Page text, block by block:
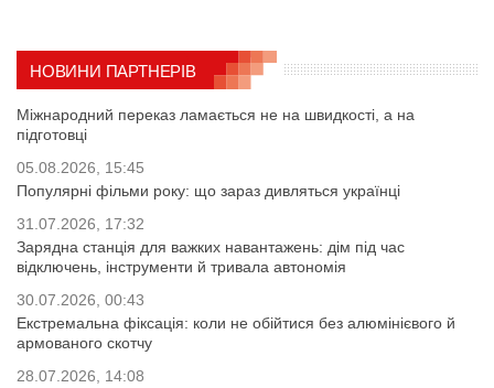
НОВИНИ ПАРТНЕРІВ
Міжнародний переказ ламається не на швидкості, а на
підготовці
05.08.2026, 15:45
Популярні фільми року: що зараз дивляться українці
31.07.2026, 17:32
Зарядна станція для важких навантажень: дім під час
відключень, інструменти й тривала автономія
30.07.2026, 00:43
Екстремальна фіксація: коли не обійтися без алюмінієвого й
армованого скотчу
28.07.2026, 14:08